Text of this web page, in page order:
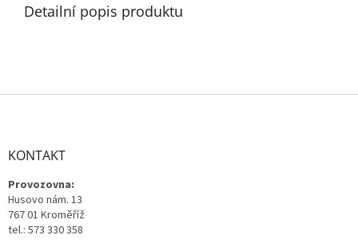
Detailní popis produktu
Z
KONTAKT
Provozovna:
Husovo nám. 13
767 01 Kroměříž
tel.: 573 330 358